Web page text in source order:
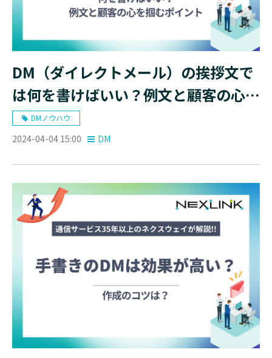
DM（ダイレクトメール）の挨拶文で
は何を書けばいい？例文と顧客の心を
掴むポイント
DMノウハウ
2024-04-04 15:00 DM